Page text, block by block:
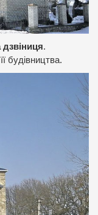
дзвіниця.
будівництва.